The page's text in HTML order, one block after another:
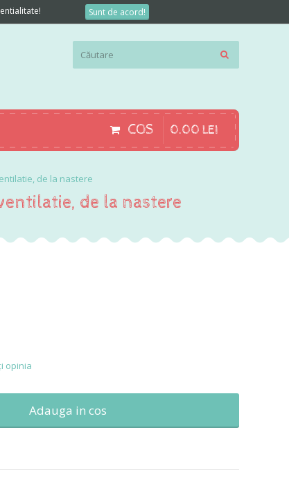
COS 0.00 LEI
de la nastere
de la nastere
opinia
Adauga in cos
Sunt de acord!